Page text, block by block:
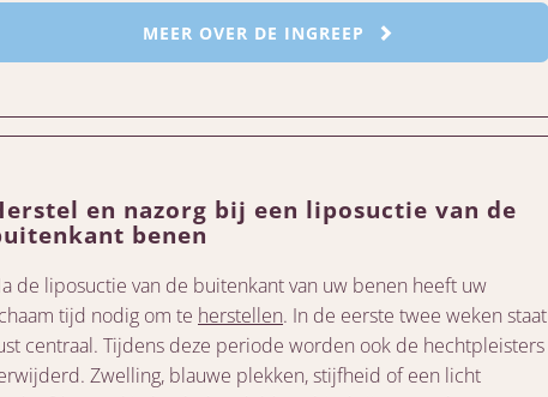
MEER OVER DE INGREEP
en nazorg bij een liposuctie van de
benen
de liposuctie van de buitenkant van uw benen heeft uw
tijd nodig om te herstellen. In de eerste twee weken staat
centraal. Tijdens deze periode worden ook de hechtpleisters
Zwelling, blauwe plekken, stijfheid of een licht